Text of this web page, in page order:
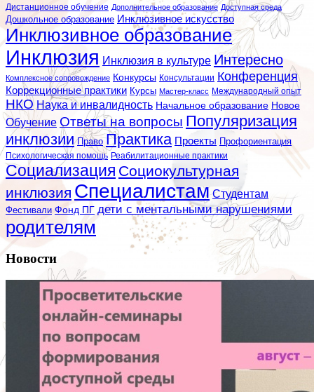
Дистанционное обучение Дополнительное образование Доступная среда
Дошкольное образование Инклюзивное искусство
Инклюзивное образование
Инклюзия Инклюзия в культуре Интересно
Комплексное сопровождение Конкурсы Консультации Конференция
Коррекционные практики Курсы Мастер-класс Международный опыт
НКО Наука и инвалидность Начальное образование Новое
Обучение Ответы на вопросы Популяризация
инклюзии Право Практика Проекты Профориентация
Психологическая помощь Реабилитационные практики
Социализация Социокультурная
инклюзия Специалистам Студентам
Фестивали Фонд ПГ дети с ментальными нарушениями
родителям
Новости